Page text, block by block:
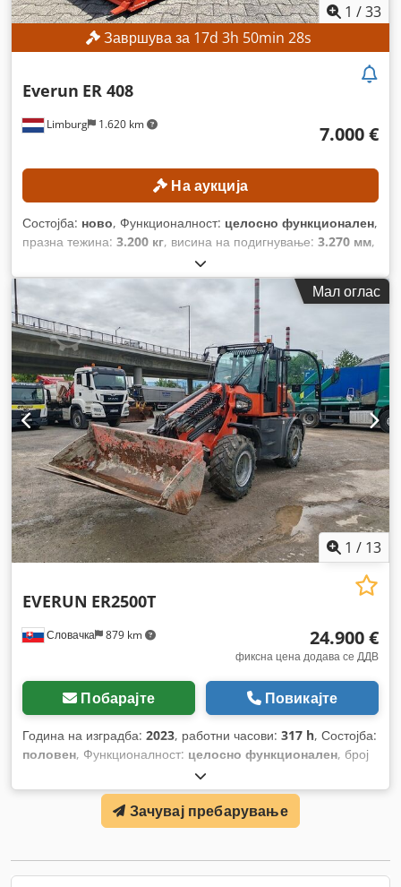
1 /33
Завршува за 17d 3h 50min 28s
Limburg 1.620 km
Everun ER 408
7.000 €
На аукција
Состојба: ново, Функционалност: целосно функционален,
празна тежина: 3.200 кг, висина на подигнување: 3.270 мм,
, работни часови:
капацитет:800 кг, број на машина/возило:250815,
Мал оглас
1 / 13
Словачка 879 km
EVERUN ER2500T
24.900 €
фиксна цена додава се ДДВ
Побарајте Повикајте
Година на изградба: 2023, работни часови: 317 h, Состојба:
половен, Функционалност: целосно функционален, број
Зачувај пребарување